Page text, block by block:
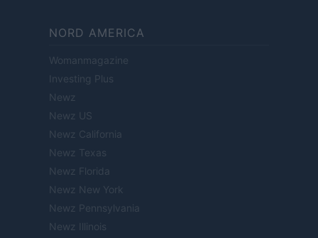
NORD AMERICA
Womanmagazine
Investing Plus
Newz
Newz US
Newz California
Newz Texas
Newz Florida
Newz New York
Newz Pennsylvania
Newz Illinois